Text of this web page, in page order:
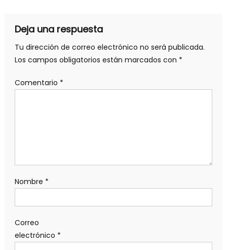
Deja una respuesta
Tu dirección de correo electrónico no será publicada.
Los campos obligatorios están marcados con *
Comentario *
Nombre *
Correo
electrónico *